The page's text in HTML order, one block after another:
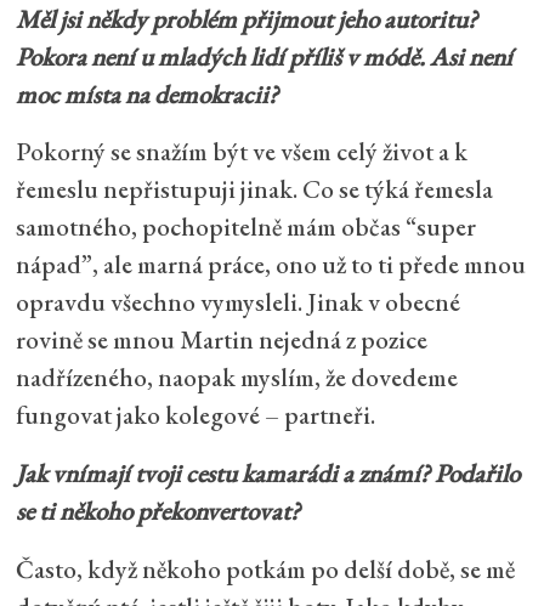
Měl jsi někdy problém přijmout jeho autoritu?
Pokora není u mladých lidí příliš v módě. Asi není
moc místa na demokracii?
Pokorný se snažím být ve všem celý život a k
řemeslu nepřistupuji jinak. Co se týká řemesla
samotného, pochopitelně mám občas “super
nápad”, ale marná práce, ono už to ti přede mnou
opravdu všechno vymysleli. Jinak v obecné
rovině se mnou Martin nejedná z pozice
nadřízeného, naopak myslím, že dovedeme
fungovat jako kolegové – partneři.
Jak vnímají tvoji cestu kamarádi a známí? Podařilo
se ti někoho překonvertovat?
Často, když někoho potkám po delší době, se mě